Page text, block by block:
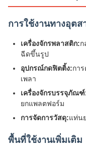
การใช้งานทางอุตส
เครื่องจักรพลาสติก:ก
ฉีดขึ้นรูป
อุปกรณ์กดฟิตติ้ง:กา
เพลา
เครื่องจักรบรรจุภัณ
ยกแพลตฟอร์ม
การจัดการวัสดุ:แท่น
พื้นที่ใช้งานเพิ่มเติม